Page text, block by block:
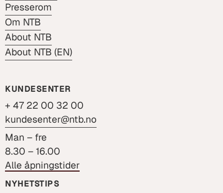
Presserom
Om NTB
About NTB
About NTB (EN)
KUNDESENTER
+ 47 22 00 32 00
kundesenter@ntb.no
Man – fre
8.30 – 16.00
Alle åpningstider
NYHETSTIPS